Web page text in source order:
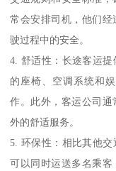
常会安排司机，他们
驶过程中的安全。
4. 舒适性：长途客运
的座椅、空调系统和
作。此外，客运公司
外的舒适服务。
5. 环保性：相比其他
可以同时运送多名乘客